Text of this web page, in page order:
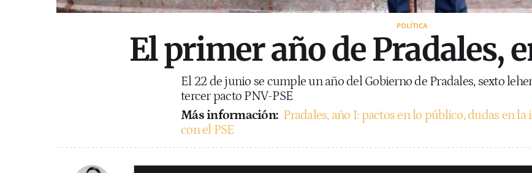
POLÍTICA
El primer año de Pradales,
El 22 de junio se cumple un año del Gobierno de Pradales, sexto
tercer pacto PNV-PSE
Más información: Pradales, año I: pactos en lo público, dudas en
con el PSE